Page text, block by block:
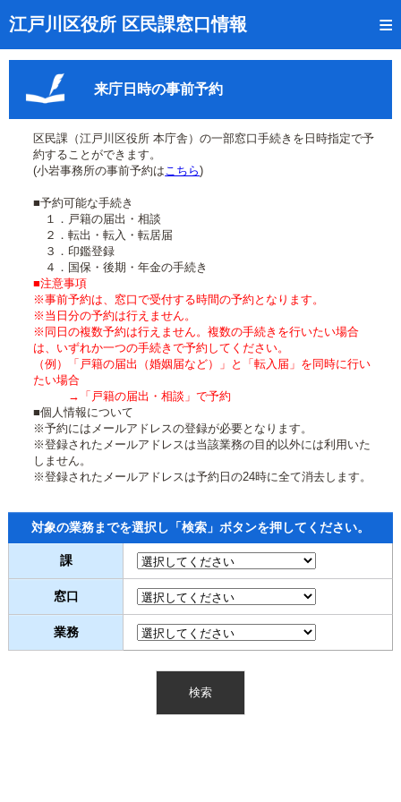
江戸川区役所 区民課窓口情報
トップページ
受付番号の呼出状況確認
証明書の交付状況確認
呼出状況のメール通知登録
来庁日時の事前予約
事前予約の確認・取消
混雑予想カレンダー
本サイトのご利用案内
来庁日時の事前予約
区民課（江戸川区役所 本庁舎）の一部窓口手続きを日時指定で予
約することができます。
(小岩事務所の事前予約はこちら)
■予約可能な手続き
１．戸籍の届出・相談
２．転出・転入・転居届
３．印鑑登録
４．国保・後期・年金の手続き
■注意事項
※事前予約は、窓口で受付する時間の予約となります。
※当日分の予約は行えません。
※同日の複数予約は行えません。複数の手続きを行いたい場合
は、いずれか一つの手続きで予約してください。
（例）「戸籍の届出（婚姻届など）」と「転入届」を同時に行い
たい場合
→「戸籍の届出・相談」で予約
■個人情報について
※予約にはメールアドレスの登録が必要となります。
※登録されたメールアドレスは当該業務の目的以外には利用いた
しません。
※登録されたメールアドレスは予約日の24時に全て消去します。
対象の業務までを選択し「検索」ボタンを押してください。
課
窓口
業務